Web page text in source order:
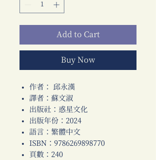
Add to Cart
Buy Now
作者： 邱永漢
譯者：蘇文淑
出版社：惑星文化
出版年份：2024
語言：繁體中文
ISBN：9786269898770
頁數：240